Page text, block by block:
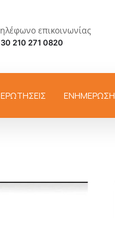
επικοινωνίας
210 271 0820
ΕΝΗΜΕΡΩΣΗ